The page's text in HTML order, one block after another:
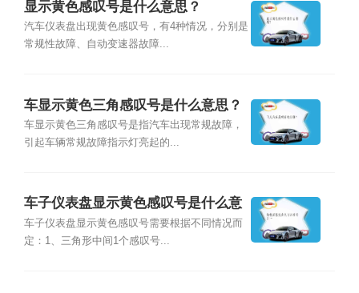
显示黄色感叹号是什么意思？
汽车仪表盘出现黄色感叹号，有4种情况，分别是
常规性故障、自动变速器故障...
车显示黄色三角感叹号是什么意思？
车显示黄色三角感叹号是指汽车出现常规故障，
引起车辆常规故障指示灯亮起的...
车子仪表盘显示黄色感叹号是什么意
思？
车子仪表盘显示黄色感叹号需要根据不同情况而
定：1、三角形中间1个感叹号...